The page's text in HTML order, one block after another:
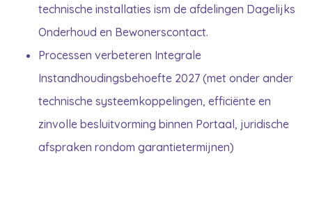
technische installaties ism de afdelingen Dagelijks
Onderhoud en Bewonerscontact.
Processen verbeteren Integrale
Instandhoudingsbehoefte 2027 (met onder ander
technische systeemkoppelingen, efficiënte en
zinvolle besluitvorming binnen Portaal, juridische
afspraken rondom garantietermijnen)